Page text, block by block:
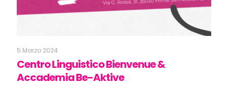
5 Marzo 2024
Centro Linguistico Bienvenue &
Accademia Be-Aktive